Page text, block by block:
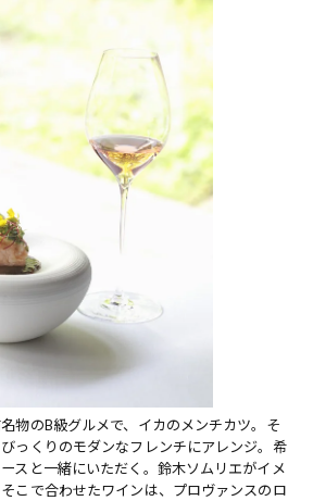
名物のB級グルメで、イカのメンチカツ。そ
っくりのモダンなフレンチにアレンジ。希
スと一緒にいただく。鈴木ソムリエがイメ
こで合わせたワインは、プロヴァンスのロ